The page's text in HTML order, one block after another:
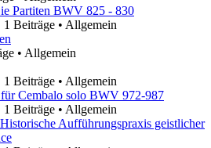
Partiten BWV 825 - 830
1 Beiträge • Allgemein
• Allgemein
1 Beiträge • Allgemein
Cembalo solo BWV 972-987
1 Beiträge • Allgemein
Aufführungspraxis geistlicher